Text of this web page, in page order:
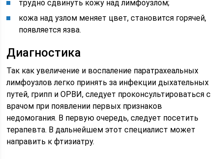
трудно сдвинуть кожу над лимфоузлом;
кожа над узлом меняет цвет, становится горячей,
появляется язва.
Диагностика
Так как увеличение и воспаление паратрахеальных
лимфоузлов легко принять за инфекции дыхательных
путей, грипп и ОРВИ, следует проконсультироваться с
врачом при появлении первых признаков
недомогания. В первую очередь, следует посетить
терапевта. В дальнейшем этот специалист может
направить к фтизиатру.